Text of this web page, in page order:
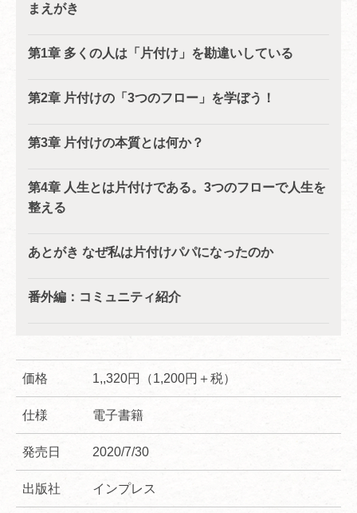
まえがき
第1章 多くの人は「片付け」を勘違いしている
第2章 片付けの「3つのフロー」を学ぼう！
第3章 片付けの本質とは何か？
第4章 人生とは片付けである。3つのフローで人生を
整える
あとがき なぜ私は片付けパパになったのか
番外編：コミュニティ紹介
価格 1,,320円（1,200円＋税）
仕様 電子書籍
発売日 2020/7/30
出版社 インプレス